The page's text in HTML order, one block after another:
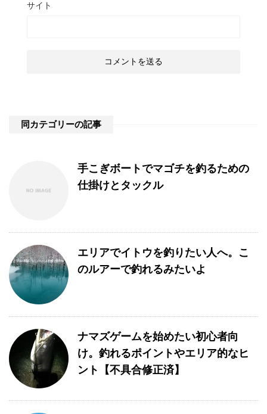
サイト
同カテゴリーの記事
手こぎボートでマゴチを釣るための
仕掛けとタックル
エリアでイトウを釣りたい人へ。こ
のルアーで釣れるみたいよ
ナマズゲームを始めたい初心者向
け。釣れるポイントやエリア的なヒ
ント【不具合修正済】